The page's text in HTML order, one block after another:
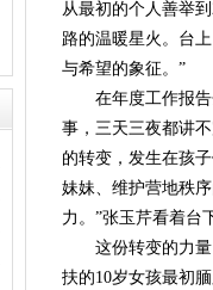
从最初的个人善举
路的温暖星火。台
与希望的象征。”
在年度工作报告
事，三天三夜都讲
的转变，发生在孩
妹妹、维护营地秩
力。”张玉芹看着台
这份转变的力量
扶的10岁女孩最初